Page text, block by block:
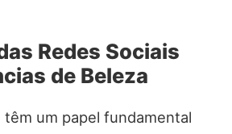
Redes Sociais
de Beleza
têm um papel fundamental